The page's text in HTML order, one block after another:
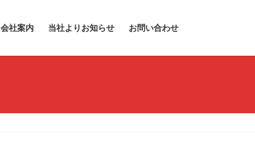
会社案内 当社よりお知らせ お問い合わせ